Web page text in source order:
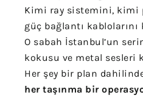
Kimi ray sistemini, kimi
güç bağlantı
O sabah İstanbul’un
kokusu ve metal sesleri
Her şey bir plan
her taşınma bir